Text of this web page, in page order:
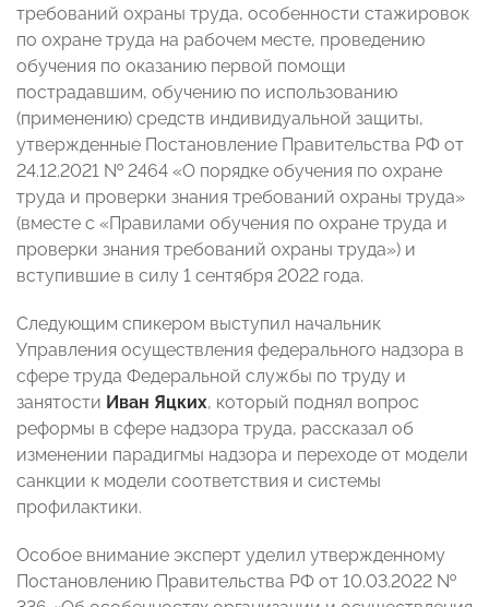
требований охраны труда, особенности стажировок
по охране труда на рабочем месте, проведению
обучения по оказанию первой помощи
пострадавшим, обучению по использованию
(применению) средств индивидуальной защиты,
утвержденные Постановление Правительства РФ от
24.12.2021 № 2464 «О порядке обучения по охране
труда и проверки знания требований охраны труда»
(вместе с «Правилами обучения по охране труда и
проверки знания требований охраны труда») и
вступившие в силу 1 сентября 2022 года.
Следующим спикером выступил начальник
Управления осуществления федерального надзора в
сфере труда Федеральной службы по труду и
занятости Иван Яцких, который поднял вопрос
реформы в сфере надзора труда, рассказал об
изменении парадигмы надзора и переходе от модели
санкции к модели соответствия и системы
профилактики.
Особое внимание эксперт уделил утвержденному
Постановлению Правительства РФ от 10.03.2022 №